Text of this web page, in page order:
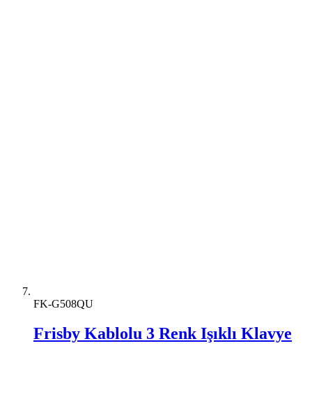
FK-G508QU
Frisby Kablolu 3 Renk Işıklı Klavye